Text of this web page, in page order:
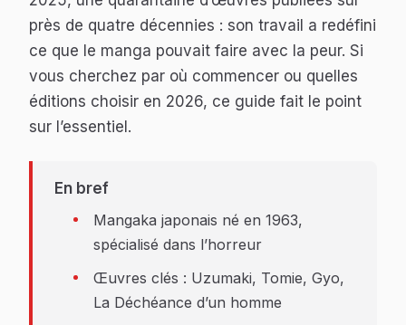
près de quatre décennies : son travail a redéfini
ce que le manga pouvait faire avec la peur. Si
vous cherchez par où commencer ou quelles
éditions choisir en 2026, ce guide fait le point
sur l’essentiel.
En bref
Mangaka japonais né en 1963,
spécialisé dans l’horreur
Œuvres clés : Uzumaki, Tomie,Gyo,
La Déchéance d’un homme